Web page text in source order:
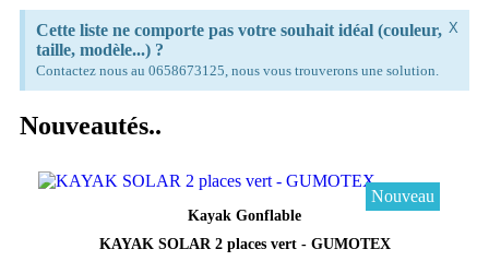
Cette liste ne comporte pas votre souhait idéal (couleur,
taille, modèle...) ?
Contactez nous au 0658673125, nous vous trouverons une solution.
X
Nouveautés..
Aperçu rapide
Nouveau
Kayak Gonflable
KAYAK SOLAR 2 places vert - GUMOTEX